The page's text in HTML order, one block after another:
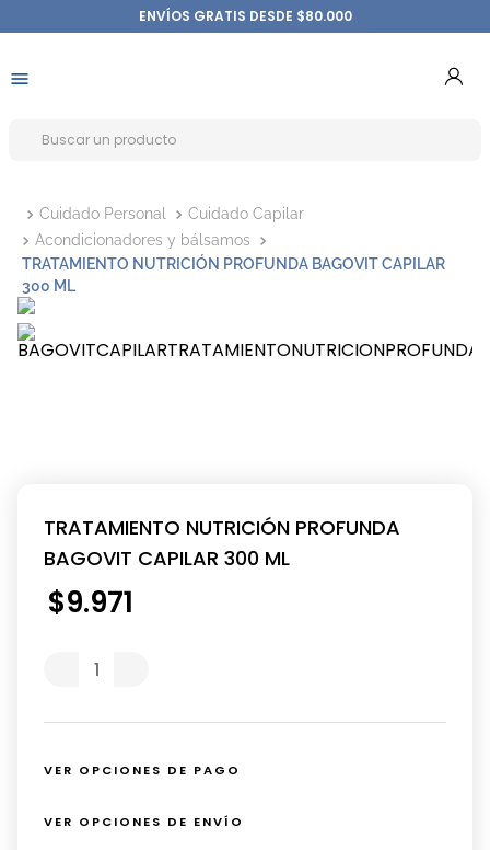
ENVÍOS GRATIS DESDE $80.000
Cuidado Personal
Cuidado Capilar
Acondicionadores y bálsamos
TRATAMIENTO NUTRICIÓN PROFUNDA BAGOVIT CAPILAR
300 ML
TRATAMIENTO NUTRICIÓN PROFUNDA
BAGOVIT CAPILAR 300 ML
$9.971
VER OPCIONES DE PAGO
VER OPCIONES DE ENVÍO